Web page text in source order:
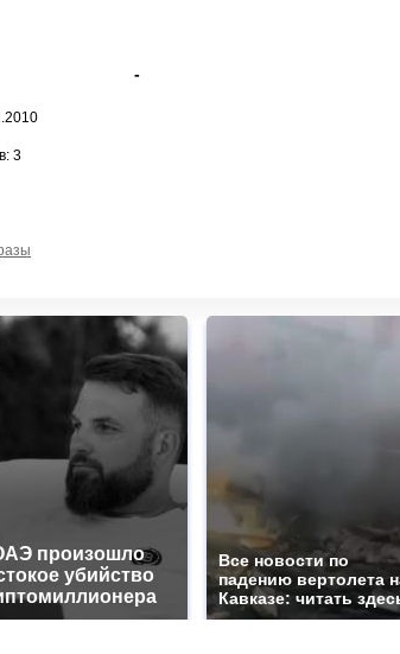
-
3
произошло
убийство
Все новости по
падению вертолета
Кавказе: читать